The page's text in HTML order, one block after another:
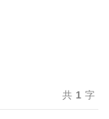
共 1 字